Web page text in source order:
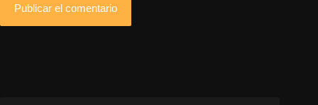
Publicar el comentario